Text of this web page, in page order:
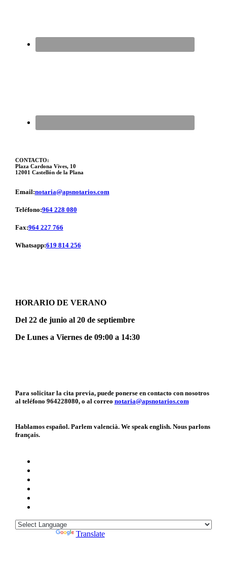
CONTACTO:
Plaza Cardona Vives, 10
12001 Castellón de la Plana
Email:notaria@apsnotarios.com
Teléfono:964 228 080
Fax:964 227 766
Whatsapp:619 814 256
HORARIO DE VERANO
Del 22 de junio al 20 de septiembre
De Lunes a Viernes de 09:00 a 14:30
Para solicitar la cita previa, puede ponerse en contacto con nosotros
al teléfono 964228080, o al correo notaria@apsnotarios.com
Hablamos español. Parlem valencià. We speak english. Nous parlons
français.
Translate